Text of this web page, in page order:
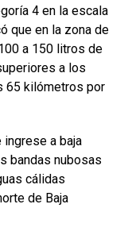
4 en la escala
que en la zona de
a 150 litros de
a los
65 kilómetros por
ingrese a baja
bandas nubosas
cálidas
de Baja